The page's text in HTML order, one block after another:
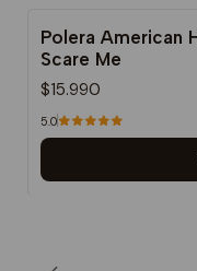
Polera American
Scare Me
$15.990
5.0